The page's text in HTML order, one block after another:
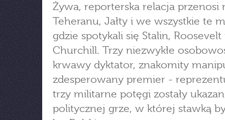
Żywa, reporterska relacja przenosi
Teheranu, Jałty i we wszystkie te
gdzie spotykali się Stalin, Roosevelt
Churchill. Trzy niezwykłe
krwawy dyktator, znakomity
zdesperowany premier -
trzy militarne potęgi zostały
politycznej grze, w której stawką